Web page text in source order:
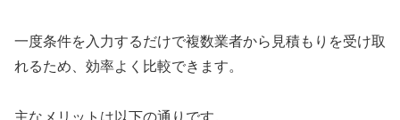
一度条件を入力するだけで複数業者から見積もりを受け取
れるため、効率よく比較できます。